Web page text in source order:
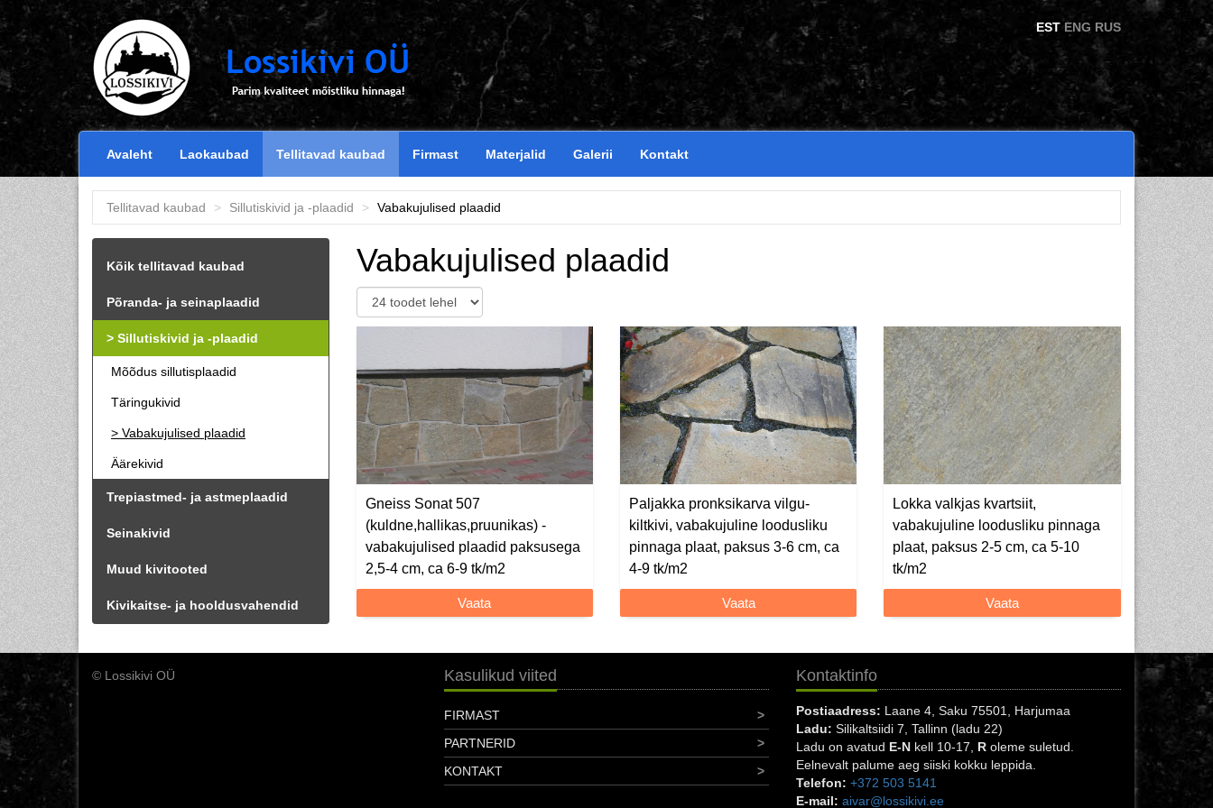
Skip to main content EST ENG RUS
Avaleht Laokaubad Tellitavad kaubad Firmast Materjalid Galerii Kontakt
Tellitavad kaubad Sillutiskivid ja -plaadid Vabakujulised plaadid
Kõik tellitavad kaubad
Põranda- ja seinaplaadid
Sillutiskivid ja -plaadid
Mõõdus sillutisplaadid
Täringukivid
Vabakujulised plaadid
Äärekivid
Trepiastmed- ja astmeplaadid
Seinakivid
Muud kivitooted
Kivikaitse- ja hooldusvahendid
Vabakujulised plaadid
Gneiss Sonat 507
(kuldne,hallikas,pruunikas) -
vabakujulised plaadid paksusega
2,5-4 cm, ca 6-9 tk/m2
Vaata
Paljakka pronksikarva vilgu-
kiltkivi, vabakujuline loodusliku
pinnaga plaat, paksus 3-6 cm, ca
4-9 tk/m2
Vaata
Lokka valkjas kvartsiit,
vabakujuline loodusliku pinnaga
plaat, paksus 2-5 cm, ca 5-10
tk/m2
Vaata
© Lossikivi OÜ Kasulikud viited
FIRMAST
PARTNERID
KONTAKT
Kontaktinfo
Postiaadress: Laane 4, Saku 75501, Harjumaa
Ladu: Silikaltsiidi 7, Tallinn (ladu 22)
Ladu on avatud E-N kell 10-17, R oleme suletud.
Eelnevalt palume aeg siiski kokku leppida.
Telefon: +372 503 5141
E-mail: aivar@lossikivi.ee